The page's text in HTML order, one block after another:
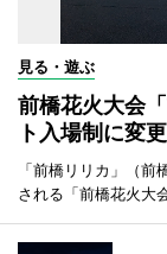
見る・遊ぶ
前橋花火大会
ト入場制に変更
「前橋リリカ」（
される「前橋花火大